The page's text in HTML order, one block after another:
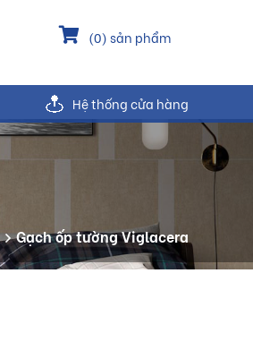
(0) sản phẩm
Hệ thống cửa hàng
Gạch ốp tường Viglacera